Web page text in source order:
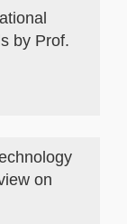
by Prof.
on